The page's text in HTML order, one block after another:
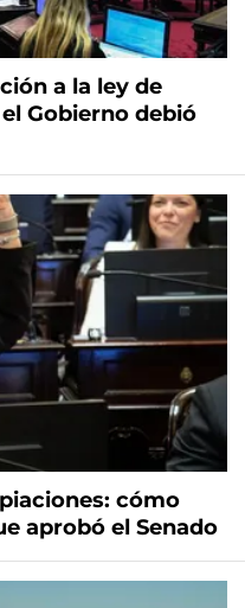
a la ley de
Gobierno debió
cómo
aprobó el Senado